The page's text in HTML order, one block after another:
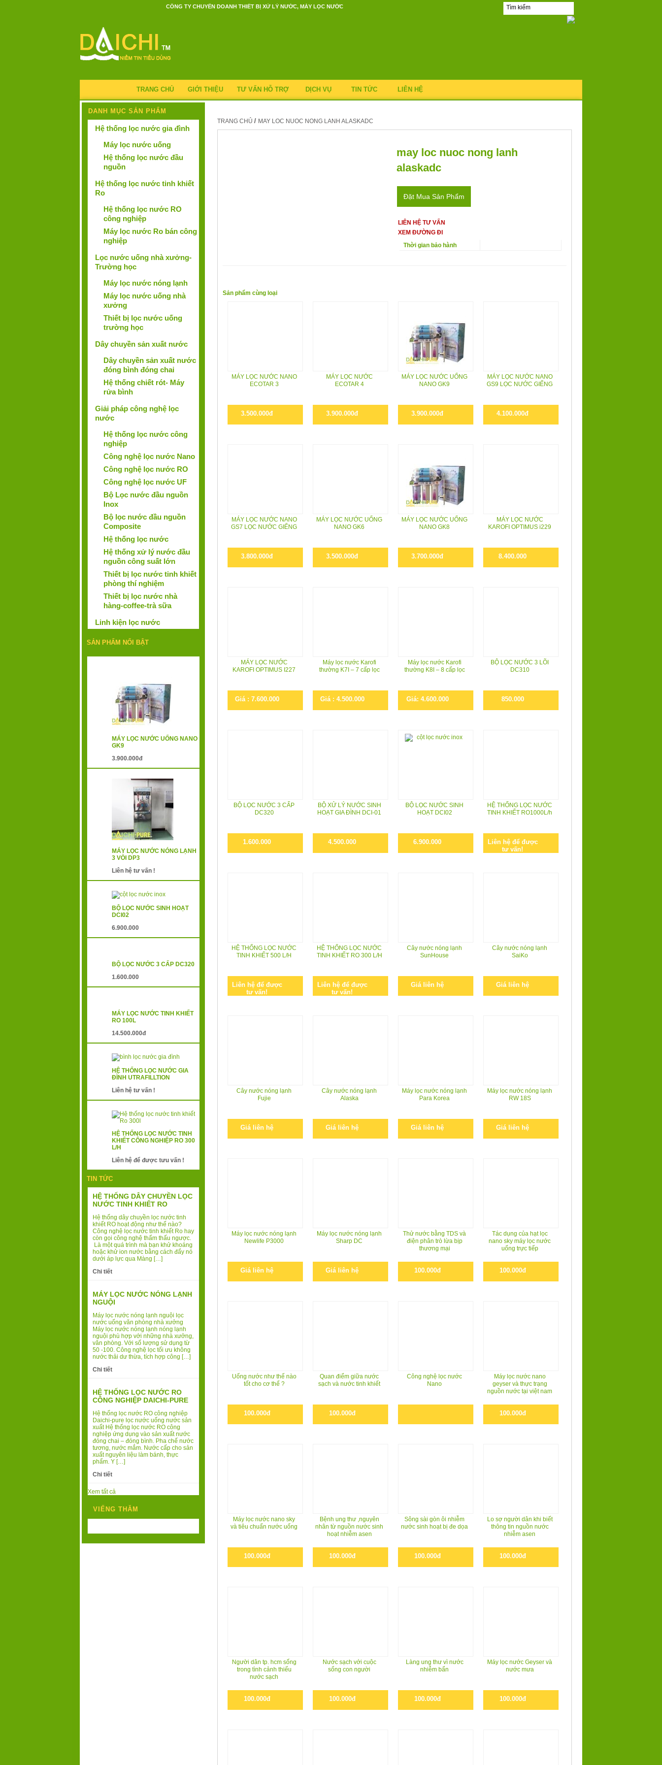
CÔNG TY CHUYÊN DOANH THIẾT BỊ XỬ LÝ NƯỚC, MÁY LỌC NƯỚC
TRANG CHỦ GIỚI THIỆU TƯ VẤN HỖ TRỢ DỊCH VỤ TIN TỨC LIÊN HỆ
DANH MỤC SẢN PHẨM
Hệ thống lọc nước gia đình
Máy lọc nước uống
Hệ thống lọc nước đầu
nguồn
Hệ thống lọc nước tinh khiết
Ro
Hệ thống lọc nước RO
công nghiệp
Máy lọc nước Ro bán công
nghiệp
Lọc nước uống nhà xưởng-
Trường học
Máy lọc nước nóng lạnh
Máy lọc nước uống nhà
xưởng
Thiết bị lọc nước uống
trường học
Dây chuyền sản xuất nước
Dây chuyền sản xuất nước
đóng bình đóng chai
Hệ thống chiết rót- Máy
rửa bình
Giải pháp công nghệ lọc
nước
Hệ thống lọc nước công
nghiệp
Công nghệ lọc nước Nano
Công nghệ lọc nước RO
Công nghệ lọc nước UF
Bộ Lọc nước đầu nguồn
Inox
Bộ lọc nước đầu nguồn
Composite
Hệ thống lọc nước
Hệ thống xử lý nước đầu
nguồn công suất lớn
Thiết bị lọc nước tinh khiết
phòng thí nghiệm
Thiết bị lọc nước nhà
hàng-coffee-trà sữa
Linh kiện lọc nước
SẢN PHẨM NỔI BẬT
MÁY LỌC NƯỚC UỐNG NANO
GK9
3.900.000đ
MÁY LỌC NƯỚC NÓNG LẠNH
3 VÒI DP3
Liên hệ tư vấn !
BỘ LỌC NƯỚC SINH HOẠT
DCI02
6.900.000
BỘ LỌC NƯỚC 3 CẤP DC320
1.600.000
MÁY LỌC NƯỚC TINH KHIẾT
RO 100L
14.500.000đ
HỆ THỐNG LỌC NƯỚC GIA
ĐÌNH UTRAFILLTION
Liên hệ tư vấn !
HỆ THỐNG LỌC NƯỚC TINH
KHIẾT CÔNG NGHIỆP RO 300
L/H
Liên hệ để được tưu vấn !
TIN TỨC
HỆ THỐNG DÂY CHUYỀN LỌC
NƯỚC TINH KHIẾT RO
Hệ thống dây chuyền lọc nước tinh
khiết RO hoạt động như thế nào?
Công nghệ lọc nước tinh khiết Ro hay
còn gọi công nghệ thẩm thấu ngược.
Là một quá trình mà bạn khử khoáng
hoặc khử ion nước bằng cách đẩy nó
dưới áp lực qua Màng […]
Chi tiết
MÁY LỌC NƯỚC NÓNG LẠNH
NGUỘI
Máy lọc nước nóng lạnh nguội lọc
nước uống văn phòng nhà xưởng
Máy lọc nước nóng lạnh nóng lạnh
nguội phù hợp với những nhà xưởng,
văn phòng. Với số lượng sử dụng từ
50 -100. Công nghệ lọc tối ưu không
nước thải dư thừa, tích hợp công […]
Chi tiết
HỆ THỐNG LỌC NƯỚC RO
CÔNG NGHIỆP DAICHI-PURE
Hệ thống lọc nước RO công nghiệp
Daichi-pure lọc nước uống nước sản
xuất Hệ thống lọc nước RO công
nghiệp ứng dụng vào sản xuất nước
đóng chai – đóng bình. Pha chế nước
tương, nước mắm. Nước cấp cho sản
xuất nguyên liệu làm bánh, thực
phẩm. Y […]
Chi tiết
Xem tất cả
VIẾNG THĂM
TRANG CHỦ / MAY LOC NUOC NONG LANH ALASKADC
may loc nuoc nong lanh
alaskadc
Đặt Mua Sản Phẩm
LIÊN HỆ TƯ VẤN
XEM ĐƯỜNG ĐI
Thời gian bảo hành
Sản phẩm cùng loại
MÁY LỌC NƯỚC NANO
ECOTAR 3
3.500.000đ
MÁY LỌC NƯỚC
ECOTAR 4
3.900.000đ
MÁY LỌC NƯỚC UỐNG
NANO GK9
3.900.000đ
MÁY LỌC NƯỚC NANO
GS9 LỌC NƯỚC GIẾNG
4.100.000đ
MÁY LỌC NƯỚC NANO
GS7 LỌC NƯỚC GIẾNG
3.800.000đ
MÁY LỌC NƯỚC UỐNG
NANO GK6
3.500.000đ
MÁY LỌC NƯỚC UỐNG
NANO GK8
3.700.000đ
MÁY LỌC NƯỚC
KAROFI OPTIMUS i229
8.400.000
MÁY LỌC NƯỚC
KAROFI OPTIMUS I227
Giá : 7.600.000
Máy lọc nước Karofi
thường K7I – 7 cấp lọc
Giá : 4.500.000
Máy lọc nước Karofi
thường K8I – 8 cấp lọc
Giá: 4.600.000
BỘ LỌC NƯỚC 3 LÕI
DC310
850.000
BỘ LỌC NƯỚC 3 CẤP
DC320
1.600.000
BỘ XỬ LÝ NƯỚC SINH
HOẠT GIA ĐÌNH DCI-01
4.500.000
BỘ LỌC NƯỚC SINH
HOẠT DCI02
6.900.000
HỆ THỐNG LỌC NƯỚC
TINH KHIẾT RO1000L/h
Liên hệ để được
tư vấn!
HỆ THỐNG LỌC NƯỚC
TINH KHIẾT 500 L/H
Liên hệ để được
tư vấn!
HỆ THỐNG LỌC NƯỚC
TINH KHIẾT RO 300 L/H
Liên hệ để được
tư vấn!
Cây nước nóng lạnh
SunHouse
Giá liên hệ
Cây nước nóng lạnh
SaiKo
Giá liên hệ
Cây nước nóng lạnh
Fujie
Giá liên hệ
Cây nước nóng lạnh
Alaska
Giá liên hệ
Máy lọc nước nóng lạnh
Para Korea
Giá liên hệ
Máy lọc nước nóng lạnh
RW 18S
Giá liên hệ
Máy lọc nước nóng lạnh
Newlife P3000
Giá liên hệ
Máy lọc nước nóng lạnh
Sharp DC
Giá liên hệ
Thử nước bằng TDS và
điện phân trò lừa bịp
thương mại
100.000đ
Tác dụng của hạt lọc
nano sky máy lọc nước
uống trực tiếp
100.000đ
Uống nước như thế nào
tốt cho cơ thể ?
100.000đ
Quan điểm giữa nước
sạch và nước tinh khiết
100.000đ
Công nghệ lọc nước
Nano
Máy lọc nước nano
geyser và thực trạng
nguồn nước tại việt nam
100.000đ
Máy lọc nước nano sky
và tiêu chuẩn nước uống
100.000đ
Bệnh ung thư ,nguyên
nhân từ nguồn nước sinh
hoạt nhiễm asen
100.000đ
Sông sài gòn ôi nhiễm
nước sinh hoạt bị đe dọa
100.000đ
Lo sợ người dân khi biết
thông tin nguồn nước
nhiễm asen
100.000đ
Người dân tp. hcm sống
trong tình cảnh thiếu
nước sạch
100.000đ
Nước sạch với cuộc
sống con người
100.000đ
Làng ung thư vì nước
nhiễm bẩn
100.000đ
Máy lọc nước Geyser và
nước mưa
100.000đ